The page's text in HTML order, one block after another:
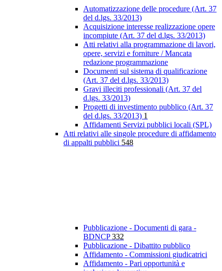
Automatizzazione delle procedure (Art. 37
del d.lgs. 33/2013)
Acquisizione interesse realizzazione opere
incompiute (Art. 37 del d.lgs. 33/2013)
Atti relativi alla programmazione di lavori,
opere, servizi e forniture / Mancata
redazione programmazione
Documenti sul sistema di qualificazione
(Art. 37 del d.lgs. 33/2013)
Gravi illeciti professionali (Art. 37 del
d.lgs. 33/2013)
Progetti di investimento pubblico (Art. 37
del d.lgs. 33/2013) 1
Affidamenti Servizi pubblici locali (SPL)
Atti relativi alle singole procedure di affidamento
di appalti pubblici 548
Pubblicazione - Documenti di gara -
BDNCP332
Pubblicazione - Dibattito pubblico
Affidamento - Commissioni giudicatrici
Affidamento - Pari opportunità e